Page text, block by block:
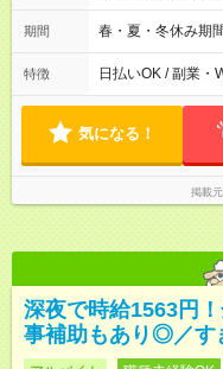
週2日～・1日2h
のみ勤務可能です（
す。 必ず、2名以
す。
期間 春・夏・冬休み期
特徴 日払いOK / 副業・
気になる！
掲載
深夜で時給1563円
事補助もあり◎／す